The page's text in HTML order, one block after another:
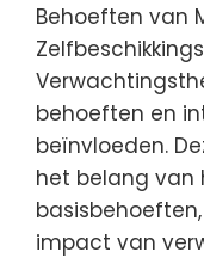
Behoeften van
behoeften en
beïnvloeden.
het belang van
impact van